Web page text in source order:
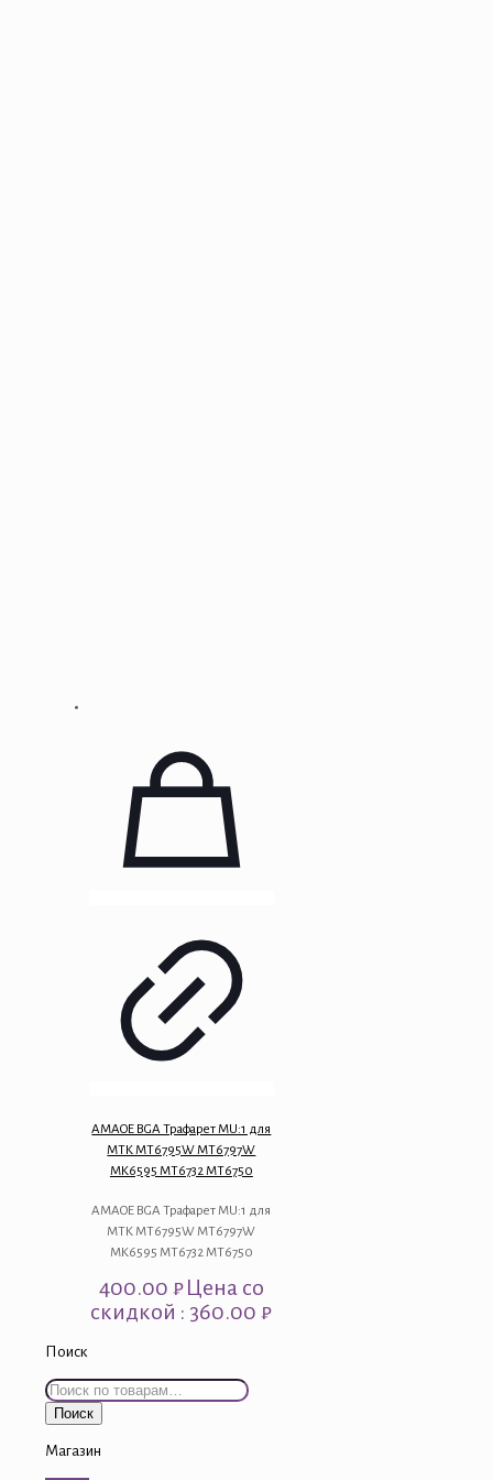
AMAOE BGA Трафарет MU:1 для
MTK MT6795W MT6797W
MK6595 MT6732 MT6750
AMAOE BGA Трафарет MU:1 для
MTK MT6795W MT6797W
MK6595 MT6732 MT6750
400.00 ₽Цена со
скидкой : 360.00 ₽
Поиск
Искать:
Поиск
Магазин